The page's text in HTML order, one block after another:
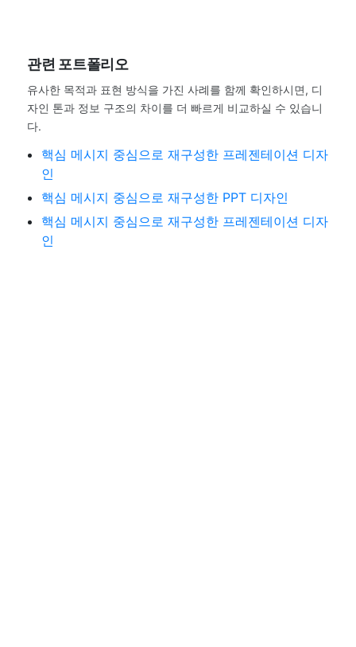
관련 포트폴리오
유사한 목적과 표현 방식을 가진 사례를 함께 확인하시면, 디
자인 톤과 정보 구조의 차이를 더 빠르게 비교하실 수 있습니
다.
핵심 메시지 중심으로 재구성한 프레젠테이션 디자
인
핵심 메시지 중심으로 재구성한 PPT 디자인
핵심 메시지 중심으로 재구성한 프레젠테이션 디자
인